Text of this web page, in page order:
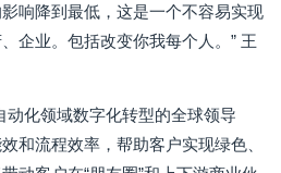
响降到最低，这是一个不容易实现
企业。包括改变你我每个人。” 王
动化领域数字化转型的全球领导
和流程效率，帮助客户实现绿色、